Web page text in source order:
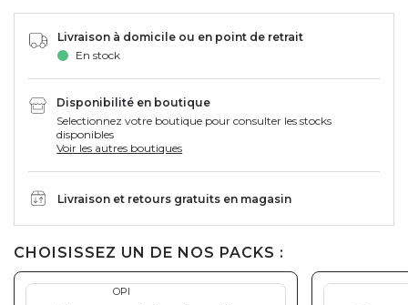
Livraison à domicile ou en point de retrait
En stock
Disponibilité en boutique
Selectionnez votre boutique pour consulter les stocks
disponibles
Voir les autres boutiques
Livraison et retours gratuits en magasin
CHOISISSEZ UN DE NOS PACKS :
OPI